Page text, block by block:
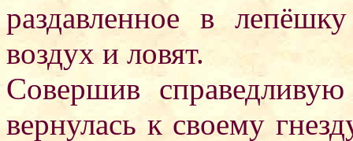
раздавленное в
воздух и ловят.
Совершив
вернулась к своему